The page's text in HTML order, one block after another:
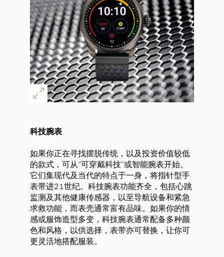
科技腕表
如果你正在寻找摆脱传统，以及投资价值较低
的款式，可从“可穿戴科技”或智能腕表开始。
它们集现代及当代的特点于一身，将指针型手
表带进21世纪。科技腕表功能齐全，包括心跳
监测及其他健康传感器，以至导航设备和紧急
求救功能，而表壳通常富有品味。如果你的情
感或服饰造型多变，科技腕表通常配备多种颜
色和风格，以供选择，表带亦可替换，让你可
更灵活地搭配服装。
好